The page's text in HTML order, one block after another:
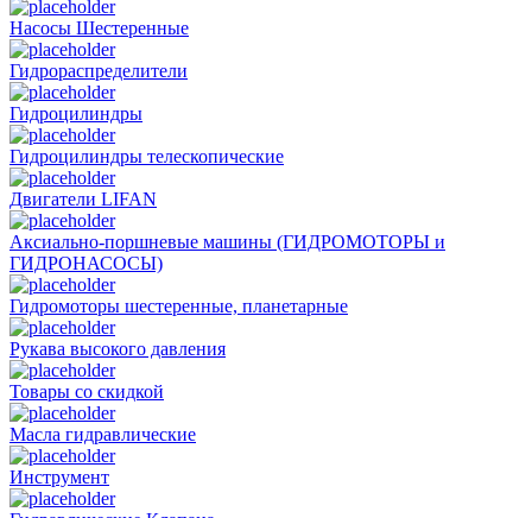
Насосы Шестеренные
Гидрораспределители
Гидроцилиндры
Гидроцилиндры телескопические
Двигатели LIFAN
Аксиально-поршневые машины (ГИДРОМОТОРЫ и
ГИДРОНАСОСЫ)
Гидромоторы шестеренные, планетарные
Рукава высокого давления
Товары со скидкой
Масла гидравлические
Инструмент